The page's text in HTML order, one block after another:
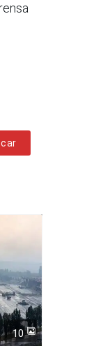
10